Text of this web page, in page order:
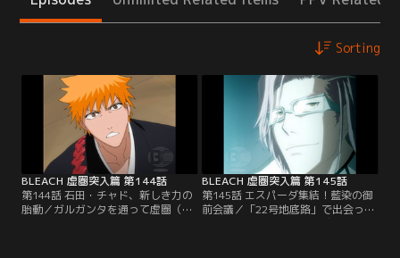
Sorting
BLEACH 虚圏突入篇 第144話
第144話 石田・チャド、新しき力の
胎動／ガルガンタを通って虚圏（ウ
BLEACH 虚圏突入篇 第145話
第145話 エスパーダ集結！藍染の御
前会議／「22号地底路」で出会った
「アイスリンガー」と「デモウラ」